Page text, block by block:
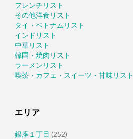
フレンチリスト
その他洋食リスト
タイ・ベトナムリスト
インドリスト
中華リスト
韓国・焼肉リスト
ラーメンリスト
喫茶・カフェ・スイーツ・甘味リスト
エリア
銀座１丁目 (252)